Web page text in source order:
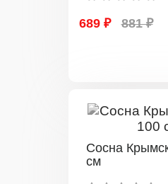
689 ₽ 881 ₽
Сосна
см